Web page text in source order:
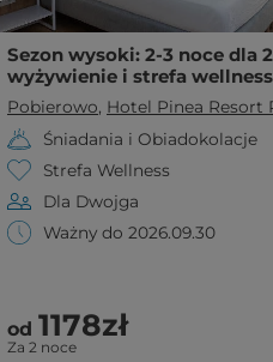
Sezon wysoki: 2-3 noce dla
wyżywienie i strefa
Pobierowo, Hotel Pinea Resort
Śniadania i Obiadokolacje
Strefa Wellness
Dla Dwojga
Ważny do 2026.09.30
od 1178zł
Za 2 noce